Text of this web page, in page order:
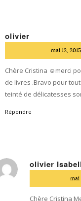
olivier
mai 12,
Chère Cristina ☺merci
de livres .Bravo pour
teinté de délicatesses
Répondre
olivier
mai
Chère Cristina